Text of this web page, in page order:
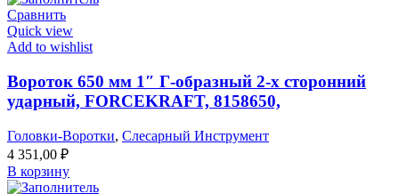
Сравнить
Quick view
Add to wishlist
Вороток 650 мм 1″ Г-образный 2-х сторонний
ударный, FORCEKRAFT, 8158650,
Головки-Воротки, Слесарный Инструмент
4 351,00 ₽
В корзину